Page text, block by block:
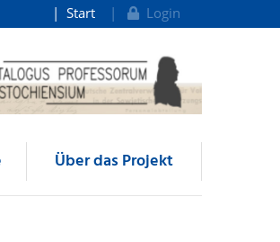
Start Login
Über das Projekt